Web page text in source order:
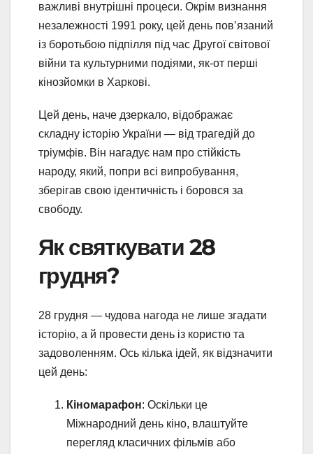
важливі внутрішні процеси. Окрім визнання
незалежності 1991 року, цей день пов’язаний
із боротьбою підпілля під час Другої світової
війни та культурними подіями, як-от перші
кінозйомки в Харкові.
Цей день, наче дзеркало, відображає
складну історію України — від трагедій до
тріумфів. Він нагадує нам про стійкість
народу, який, попри всі випробування,
зберігав свою ідентичність і боровся за
свободу.
Як святкувати 28
грудня?
28 грудня — чудова нагода не лише згадати
історію, а й провести день із користю та
задоволенням. Ось кілька ідей, як відзначити
цей день:
Кіномарафон: Оскільки це
Міжнародний день кіно, влаштуйте
перегляд класичних фільмів або